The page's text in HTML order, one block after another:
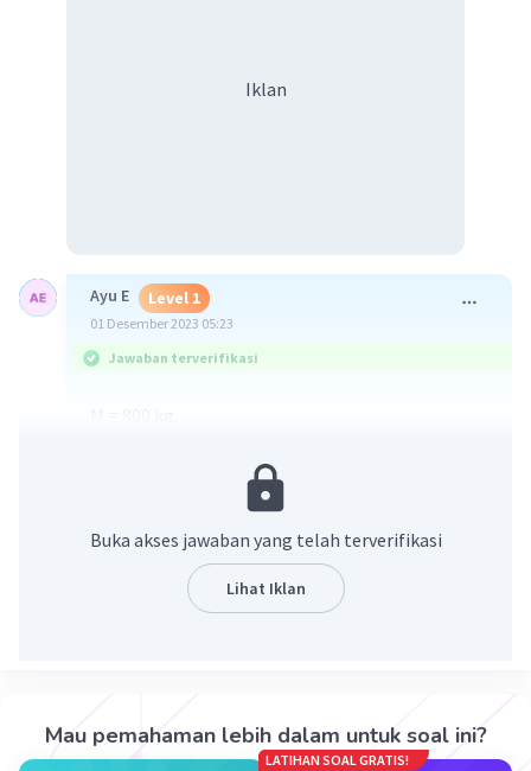
Iklan
Ayu E Level 1
01 Desember 2023 05:23
Jawaban terverifikasi
P(rho) = m/v
0,082 = 800/v
V = 800/0,082
Buka akses jawaban yang telah terverifikasi
Lihat Iklan
Mau pemahaman lebih dalam untuk soal ini?
LATIHAN SOAL GRATIS!